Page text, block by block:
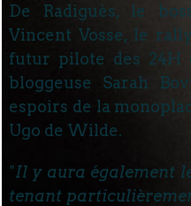
De Radiguès, le
Vincent Vosse, le
futur pilote des 24H
bloggeuse Sarah
espoirs de la
Ugo de Wilde.
"Il y aura également
tenant